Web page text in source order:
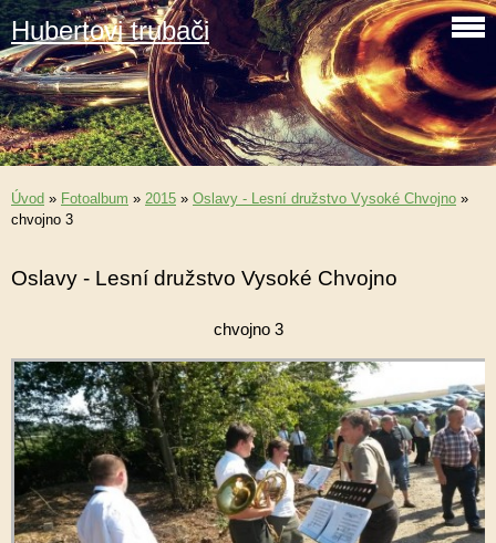
Hubertovi trubači
Úvod » Fotoalbum » 2015 » Oslavy - Lesní družstvo Vysoké Chvojno »
chvojno 3
Oslavy - Lesní družstvo Vysoké Chvojno
chvojno 3